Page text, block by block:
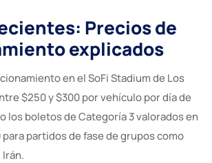
Precios de
explicados
en el SoFi Stadium de Los
$250 y $300 por vehículo por día de
los boletos de Categoría 3 valorados en
partidos de fase de grupos como
Irán.